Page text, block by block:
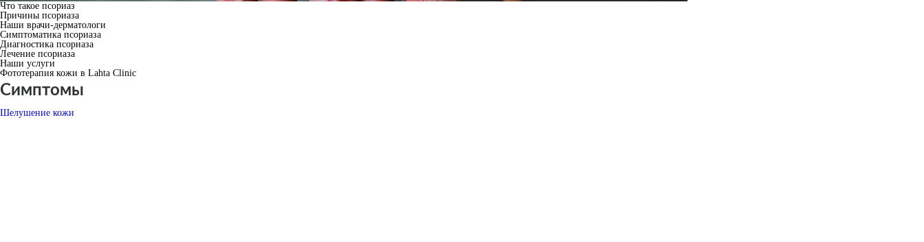
Что такое псориаз
Причины псориаза
Наши врачи-дерматологи
Симптоматика псориаза
Диагностика псориаза
Лечение псориаза
Наши услуги
Фототерапия кожи в Lahta Clinic
Симптомы
Шелушение кожи